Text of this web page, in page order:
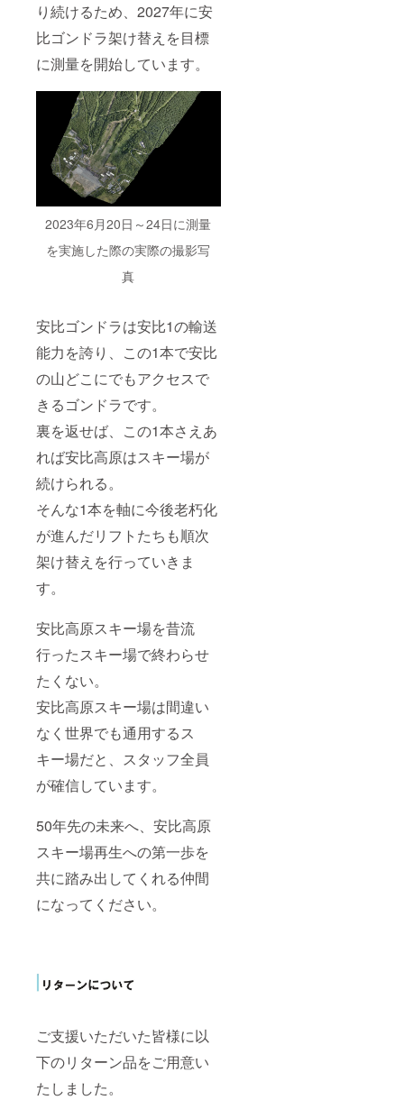
り続けるため、2027年に安
比ゴンドラ架け替えを目標
に測量を開始しています。
2023年6月20日～24日に測量
を実施した際の実際の撮影写
真
安比ゴンドラは安比1の輸送
能力を誇り、この1本で安比
の山どこにでもアクセスで
きるゴンドラです。
裏を返せば、この1本さえあ
れば安比高原はスキー場が
続けられる。
そんな1本を軸に今後老朽化
が進んだリフトたちも順次
架け替えを行っていきま
す。
安比高原スキー場を昔流
行ったスキー場で終わらせ
たくない。
安比高原スキー場は間違い
なく世界でも通用するス
キー場だと、スタッフ全員
が確信しています。
50年先の未来へ、安比高原
スキー場再生への第一歩を
共に踏み出してくれる仲間
になってください。
ご支援いただいた皆様に以
下のリターン品をご用意い
たしました。